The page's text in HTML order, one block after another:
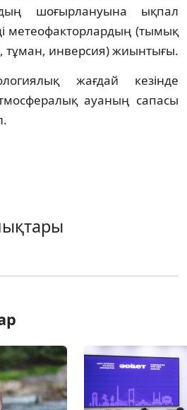
шоғырлануына ықпал
метеофакторлардың (тымық
тұман, инверсия) жиынтығы.
жағдай кезінде
ауаның сапасы